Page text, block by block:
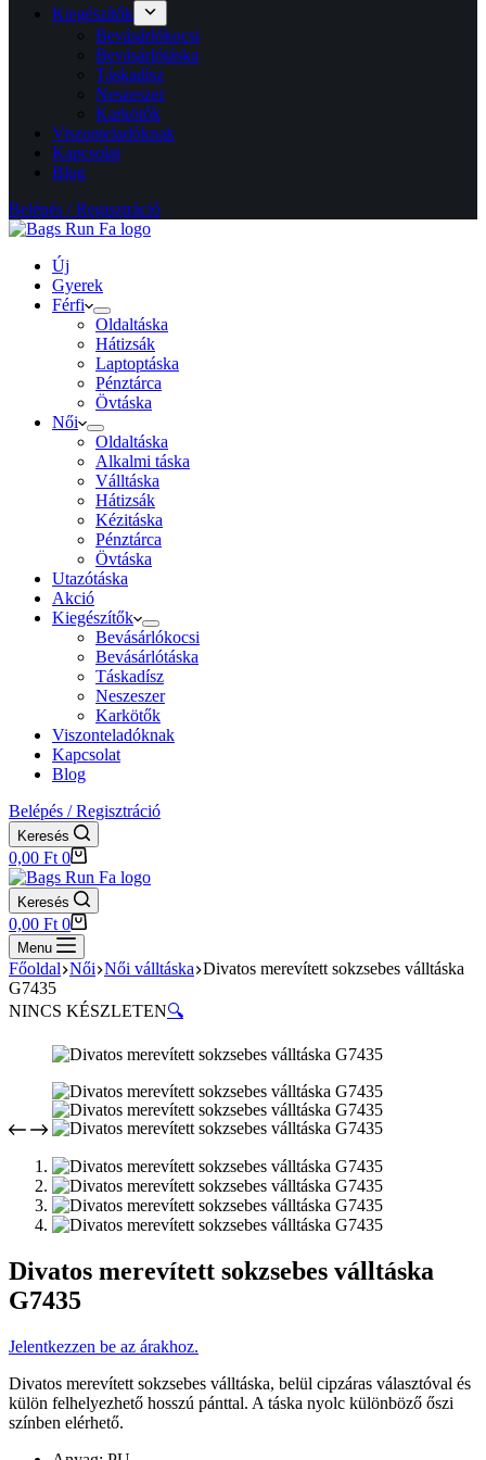
Kiegészítők
Bevásárlókocsi
Bevásárlótáska
Táskadísz
Neszeszer
Karkötők
Viszonteladóknak
Kapcsolat
Blog
Belépés / Regisztráció
Új
Gyerek
Férfi
Oldaltáska
Hátizsák
Laptoptáska
Pénztárca
Övtáska
Női
Oldaltáska
Alkalmi táska
Válltáska
Hátizsák
Kézitáska
Pénztárca
Övtáska
Utazótáska
Akció
Kiegészítők
Bevásárlókocsi
Bevásárlótáska
Táskadísz
Neszeszer
Karkötők
Viszonteladóknak
Kapcsolat
Blog
Belépés / Regisztráció
Keresés
Shopping
cart
0,00 Ft 0
Keresés
Shopping
cart
0,00 Ft 0
Menu
Főoldal Női Női válltáska Divatos merevített sokzsebes válltáska
G7435
NINCS KÉSZLETEN🔍
Divatos merevített sokzsebes válltáska
G7435
Jelentkezzen be az árakhoz.
Divatos merevített sokzsebes válltáska, belül cipzáras választóval és
külön felhelyezhető hosszú pánttal. A táska nyolc különböző őszi
színben elérhető.